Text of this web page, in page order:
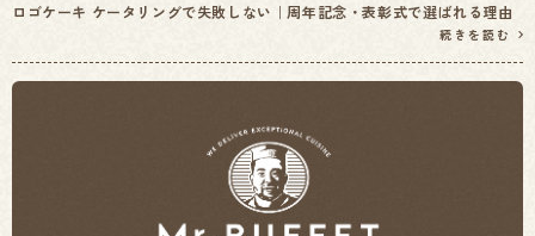
ロゴケーキ ケータリングで失敗しない｜周年記念・表彰式で選ばれる理由
続きを読む